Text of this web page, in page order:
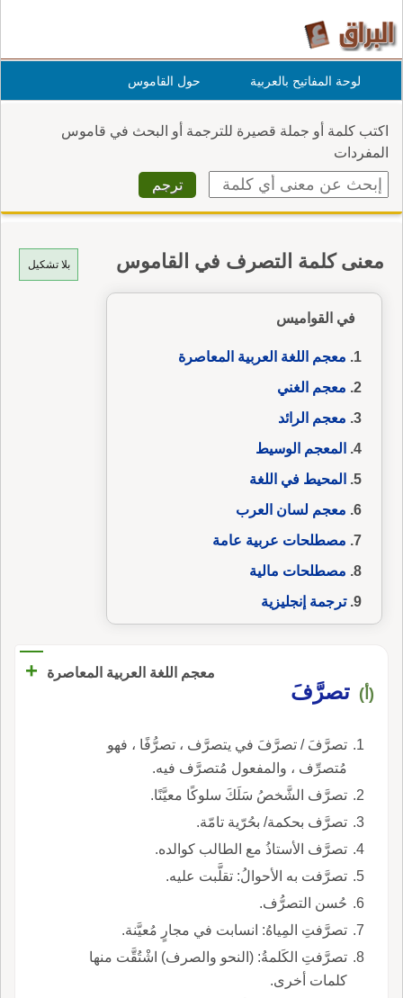
لوحة المفاتيح بالعربية حول القاموس
اكتب كلمة أو جملة قصيرة للترجمة أو البحث في قاموس
المفردات
بلا تشكيل معنى كلمة التصرف في القاموس
في القواميس
معجم اللغة العربية المعاصرة
معجم الغني
معجم الرائد
المعجم الوسيط
المحيط في اللغة
معجم لسان العرب
مصطلحات عربية عامة
مصطلحات مالية
ترجمة إنجليزية
معجم اللغة العربية المعاصرة +
(أ) تصرَّفَ
تصرَّفَ / تصرَّفَ في يتصرَّف ، تصرُّفًا ، فهو
مُتصرِّف ، والمفعول مُتصرَّف فيه.
تصرَّف الشَّخصُ سَلَكَ سلوكًا معيَّنًا.
تصرَّف بحكمة/ بحُرّية تامّة.
تصرَّف الأستاذُ مع الطالب كوالده.
تصرَّفت به الأحوالُ: تقلَّبت عليه.
حُسن التصرُّف.
تصرَّفتِ المِياهُ: انسابت في مجارٍ مُعيَّنة.
تصرَّفتِ الكَلمةُ: (النحو والصرف) اشْتُقَّت منها
كلمات أخرى.